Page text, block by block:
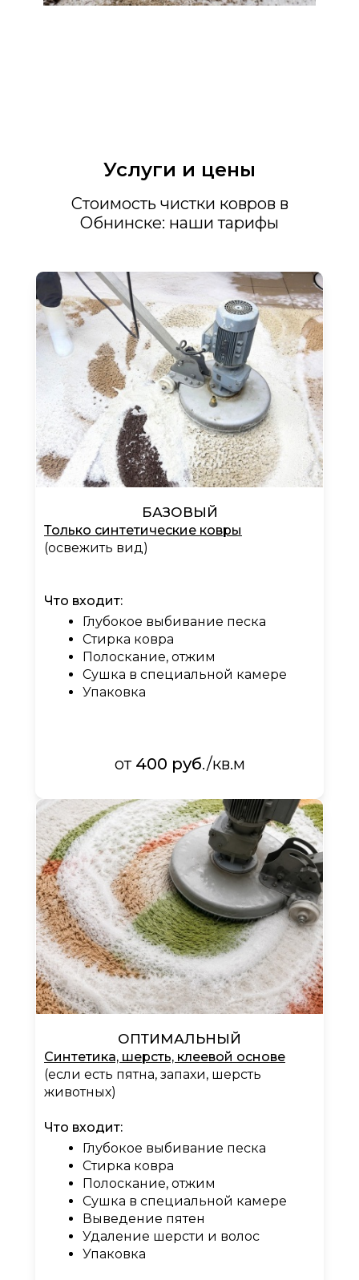
Услуги и цены
Стоимость чистки ковров в
Обнинске: наши тарифы
БАЗОВЫЙ
Только синтетические ковры
(освежить вид)
Что входит:
Глубокое выбивание песка
Стирка ковра
Полоскание, отжим
Сушка в специальной камере
Упаковка
от 400 руб./кв.м​​​​​​​
ОПТИМАЛЬНЫЙ
Синтетика, шерсть, клеевой основе
(если есть пятна, запахи, шерсть
животных)​​​​​​​
Что входит:
Глубокое выбивание песка
Стирка ковра
Полоскание, отжим
Сушка в специальной камере
Выведение пятен
Удаление шерсти и волос
Упаковка